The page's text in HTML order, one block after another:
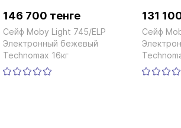
146 700 тенге
Сейф Moby Light 745/ELP
Электронный бежевый
Technomax 16кг
131
Сейф